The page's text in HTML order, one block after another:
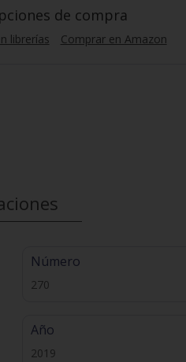
de compra
librerías Comprar en Amazon
Número
270
Año
2019